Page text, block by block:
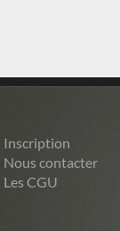
Inscription
Nous contacter
Les CGU